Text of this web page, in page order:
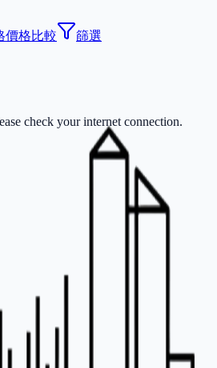
價格比較 篩選
check your internet connection.